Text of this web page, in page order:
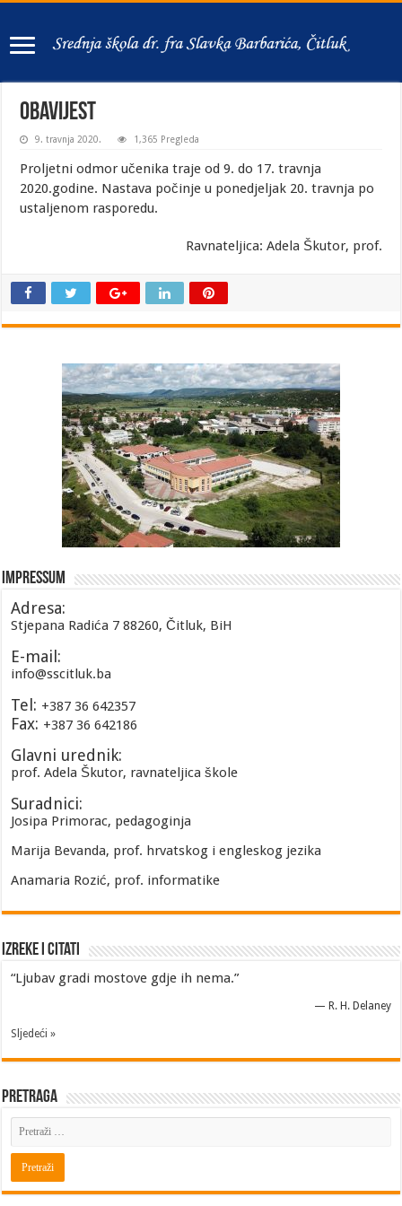
OBAVIJEST
9. travnja 2020. 1,365 Pregleda
Proljetni odmor učenika traje od 9. do 17. travnja
2020.godine. Nastava počinje u ponedjeljak 20. travnja po
ustaljenom rasporedu.
Ravnateljica: Adela Škutor, prof.
Impressum
Adresa:
Stjepana Radića 7 88260, Čitluk, BiH
E-mail:
info@sscitluk.ba
Tel: +387 36 642357
Fax: +387 36 642186
Glavni urednik:
prof. Adela Škutor, ravnateljica škole
Suradnici:
Josipa Primorac, pedagoginja
Marija Bevanda, prof. hrvatskog i engleskog jezika
Anamaria Rozić, prof. informatike
Izreke i Citati
“Ljubav gradi mostove gdje ih nema.”
— R. H. Delaney
Sljedeći »
Pretraga